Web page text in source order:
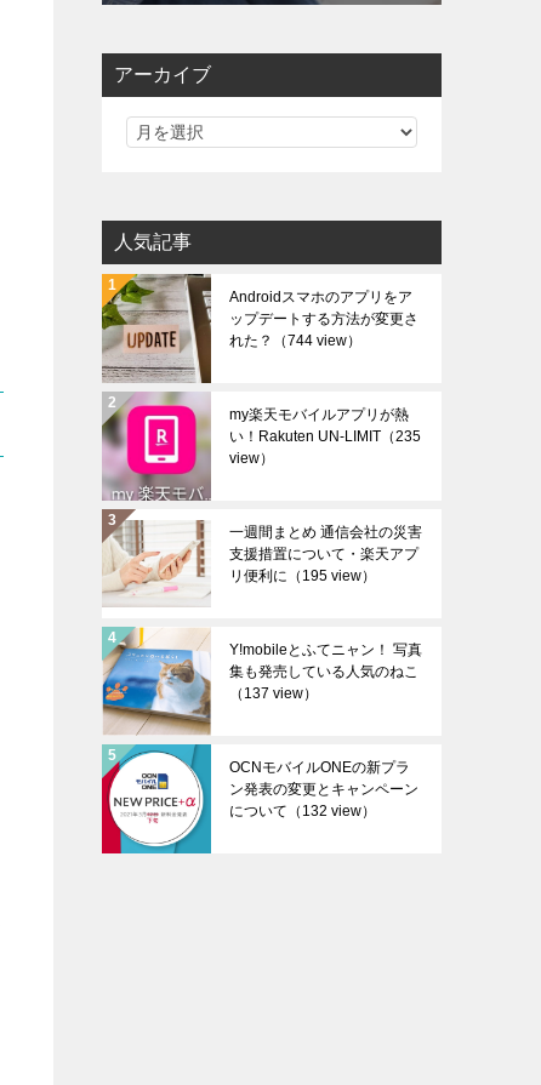
アーカイブ
人気記事
Androidスマホのアプリをア
ップデートする方法が変更さ
れた？
（744 view）
my楽天モバイルアプリが熱
い！Rakuten UN-LIMIT （235
view）
一週間まとめ 通信会社の災害
支援措置について・楽天アプ
リ便利に （195 view）
Y!mobileとふてニャン！ 写真
集も発売している人気のねこ
（137 view）
OCNモバイルONEの新プラ
ン発表の変更とキャンペーン
について （132 view）